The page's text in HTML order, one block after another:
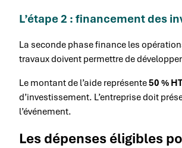
L’étape 2 : financement des
La seconde phase finance les
travaux doivent permettre de
Le montant de l’aide représente50 %
d’investissement. L’entreprise doit
l’événement.
Les dépenses éligibles